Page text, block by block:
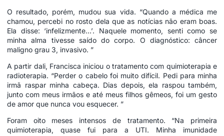
O resultado, porém, mudou sua vida. “Quando a médica me
chamou, percebi no rosto dela que as notícias não eram boas.
Ela disse: ‘infelizmente…’. Naquele momento, senti como se
minha alma tivesse saído do corpo. O diagnóstico: câncer
maligno grau 3, invasivo. ”
A partir dali, Francisca iniciou o tratamento com quimioterapia e
radioterapia. “Perder o cabelo foi muito difícil. Pedi para minha
irmã raspar minha cabeça. Dias depois, ela raspou também,
junto com meus irmãos e até meus filhos gêmeos, foi um gesto
de amor que nunca vou esquecer. ”
Foram oito meses intensos de tratamento. “Na primeira
quimioterapia, quase fui para a UTI. Minha imunidade